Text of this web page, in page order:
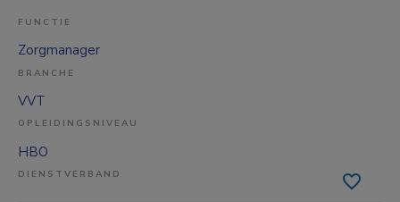
FUNCTIE
Zorgmanager
BRANCHE
VVT
OPLEIDINGSNIVEAU
HBO
DIENSTVERBAND